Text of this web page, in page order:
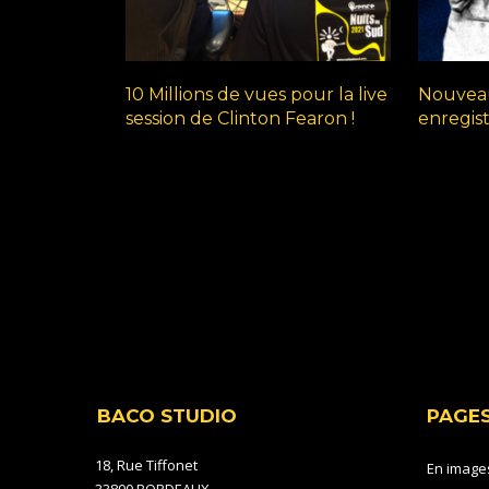
10 Millions de vues pour la live
session de Clinton Fearon !
BACO STUDIO
18, Rue Tiffonet
En